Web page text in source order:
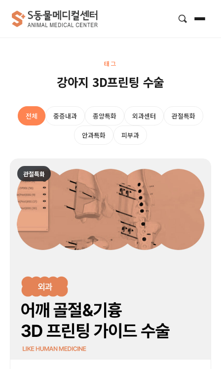
태그
강아지 3D프린팅 수술
전체 중증내과 종양특화 외과센터 관절특화
안과특화 피부과
관절특화